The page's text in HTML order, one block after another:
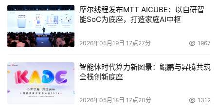
摩尔线程发布MTT AICUBE：以自研智
能SoC为底座，打造家庭AI中枢
2026年05月19日 17点27分 1967
智能体时代算力新图景：鲲鹏与昇腾共筑
全栈创新底座
2026年05月18日 17点20分 1312